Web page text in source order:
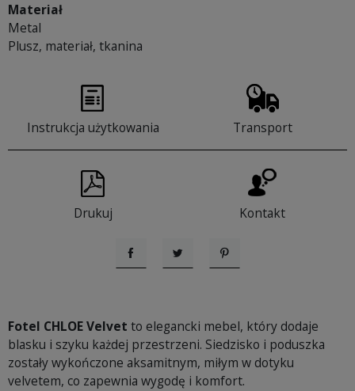
Materiał
Metal
Plusz, materiał, tkanina
Instrukcja użytkowania Transport
Drukuj Kontakt
UdostępnijTweetujPinterest
Fotel CHLOE Velvet to elegancki mebel, który dodaje
blasku i szyku każdej przestrzeni. Siedzisko i poduszka
zostały wykończone aksamitnym, miłym w dotyku
velvetem, co zapewnia wygodę i komfort.